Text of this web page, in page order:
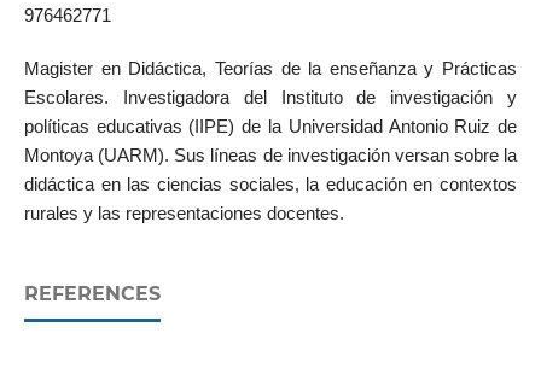
976462771
Magister en Didáctica, Teorías de la enseñanza y Prácticas
Escolares. Investigadora del Instituto de investigación y
políticas educativas (IIPE) de la Universidad Antonio Ruiz de
Montoya (UARM). Sus líneas de investigación versan sobre la
didáctica en las ciencias sociales, la educación en contextos
rurales y las representaciones docentes.
REFERENCES